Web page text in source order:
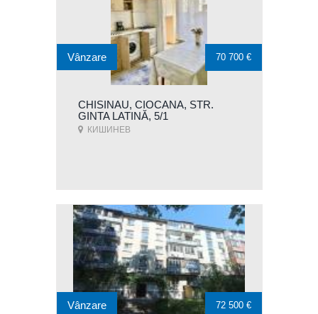
CHISINAU, CIOCANA, STR.
GINTA LATINĂ, 5/1
КИШИНЕВ
Vânzare 70 700 €
Vânzare 72 500 €